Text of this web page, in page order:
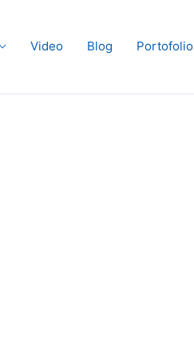
Video Blog Portofolio